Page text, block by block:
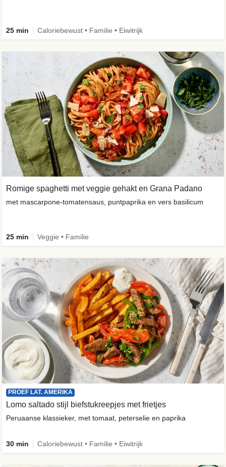
25 min Caloriebewust • Familie • Eiwitrijk
Romige spaghetti met veggie gehakt en Grana Padano
met mascarpone-tomatensaus, puntpaprika en vers basilicum
25 min Veggie • Familie
PROEF LAT. AMERIKA
Lomo saltado stijl biefstukreepjes met frietjes
Peruaanse klassieker, met tomaat, peterselie en paprika
30 min Caloriebewust • Familie • Eiwitrijk